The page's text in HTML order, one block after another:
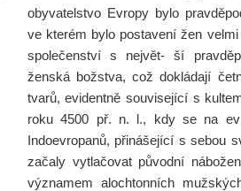
obyvatelstvo Evropy bylo
ve kterém bylo postavení žen
společenství s největ- ší
ženská božstva, což dokládají
tvarů, evidentně související s
roku 4500 př. n. l., kdy se na
Indoevropanů, přinášející s sebou
začaly vytlačovat původní
významem alochtonních